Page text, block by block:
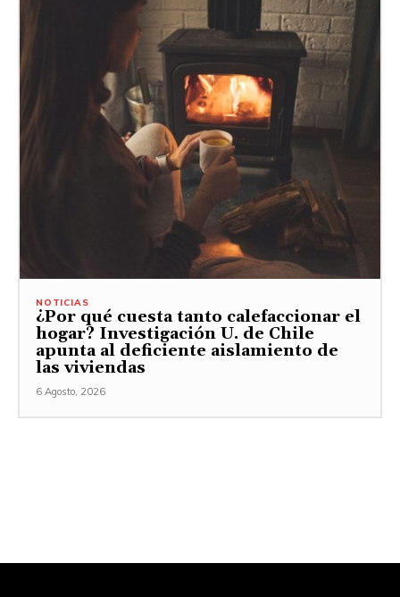
NOTICIAS
¿Por qué cuesta tanto calefaccionar el
hogar? Investigación U. de Chile
apunta al deficiente aislamiento de
las viviendas
6 Agosto, 2026